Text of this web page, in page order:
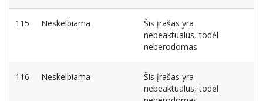
115 Neskelbiama
Šis įrašas yra
nebeaktualus, todėl
neberodomas
116 Neskelbiama
Šis įrašas yra
nebeaktualus, todėl